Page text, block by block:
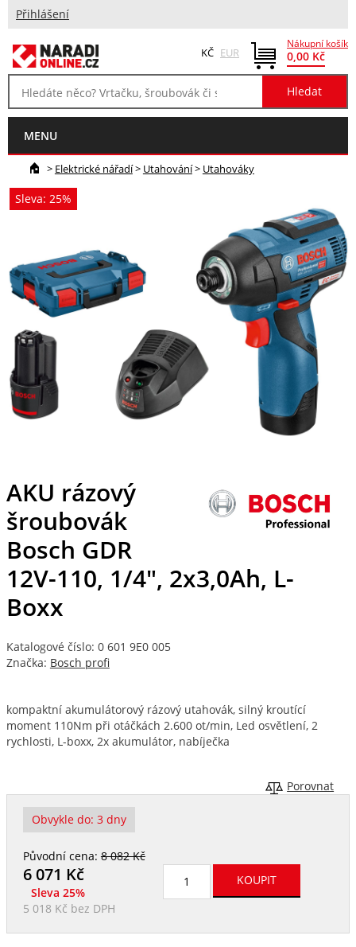
Přihlášení
Nákupní košík
0,00 Kč
KČ EUR
MENU
> Elektrické nářadí> Utahování> Utahováky
Sleva: 25%
AKU rázový
šroubovák
Bosch GDR
12V-110, 1/4", 2x3,0Ah, L-
Boxx
Katalogové číslo: 0 601 9E0 005
Značka: Bosch profi
kompaktní akumulátorový rázový utahovák, silný kroutící
moment 110Nm při otáčkách 2.600 ot/min, Led osvětlení, 2
rychlosti, L-boxx, 2x akumulátor, nabíječka
Porovnat
Obvykle do: 3 dny
Původní cena:8 082 Kč
6 071 Kč
Sleva 25%
5 018 Kč bez DPH